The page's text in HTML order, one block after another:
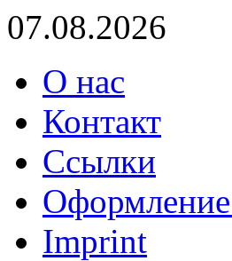
07.08.2026
О нас
Контакт
Ссылки
Оформление
Imprint